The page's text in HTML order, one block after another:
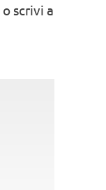
o scrivi a